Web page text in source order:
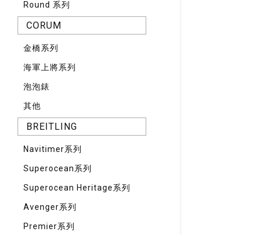
Round 系列
CORUM
⾦橋系列
海軍上將系列
泡泡錶
其他
BREITLING
Navitimer系列
Superocean系列
Superocean Heritage系列
Avenger系列
Premier系列